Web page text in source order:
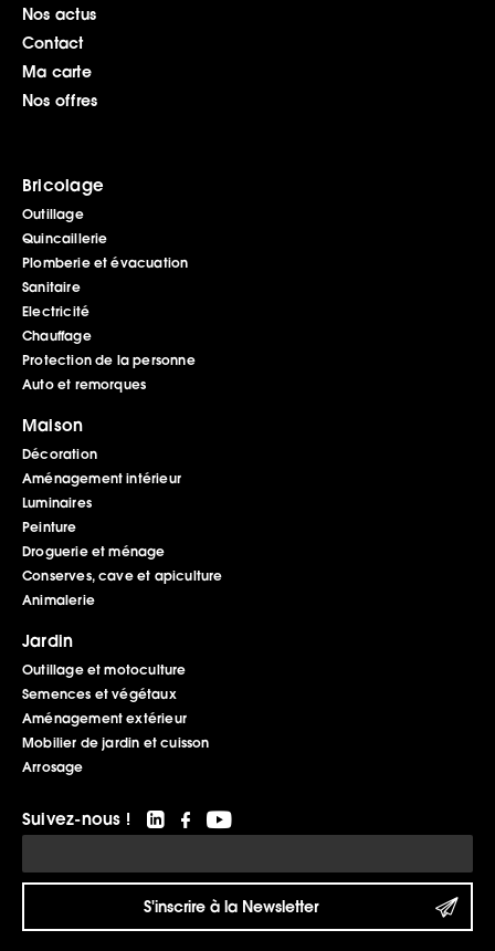
Nos actus
Contact
Ma carte
Nos offres
Bricolage
Outillage
Quincaillerie
Plomberie et évacuation
Sanitaire
Electricité
Chauffage
Protection de la personne
Auto et remorques
Maison
Décoration
Aménagement intérieur
Luminaires
Peinture
Droguerie et ménage
Conserves, cave et apiculture
Animalerie
Jardin
Outillage et motoculture
Semences et végétaux
Aménagement extérieur
Mobilier de jardin et cuisson
Arrosage
Suivez-nous !